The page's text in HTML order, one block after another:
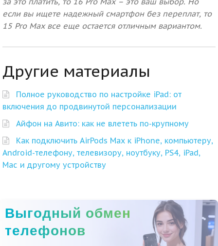
если вы ищете надежный смартфон без переплат, то
15 Pro Max все еще остается отличным вариантом.
Другие материалы
Полное руководство по настройке iPad: от
включения до продвинутой персонализации
Айфон на Авито: как не влететь по-крупному
Как подключить AirPods Max к iPhone, компьютеру,
Android-телефону, телевизору, ноутбуку, PS4, iPad,
Mac и другому устройству
Выгодный обмен
телефонов